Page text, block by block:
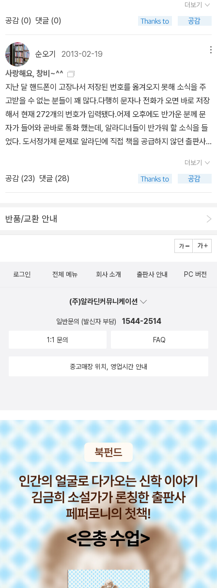
난 지 오래인 그는 술만이 유일한 친구이자 위로이다. 그러던 어느 날,
굶주린 어린 자매와 친해진 어니스트는 아이들에게 먹을 것을 사주며
난생처음 행복을 맛본다. 그러나 사람들은 어니스트의 순수한 행복에
싸늘한 오해의 시선을 보낼 뿐이다. 「어선이 있는 그림」_해리의 아내
캐시는 십여 년 전 칠장이와 바람이 나 도망갔다. 전쟁이 시작할 무렵
수척해진 모습으로 해리를 찾아온 캐시는 칠장이가 납중독으로 죽었
다고 고백하며 돈을 빌린다. 전쟁 내내 목요일 저녁마다 해리를 찾아
와 돈을 빌리던 캐시는 그렇게 육 년의 시간이 흐른 어느 날 갑작스런
교통사고로 죽고 만다. 장례식이 끝나고 멍하니 남아 있던 해리는 혼
자 흐느껴 울고 있는 낯선 남자를 발견한다. 해리는 누구냐고 물어볼
것도 없이 그 사람이 지난 육 년 동안 여전히 캐시와 함께 살고 있었던
가정폭력과 암울한 미래뿐이지만 그래도 ‘나’는 결코 자살하지 않으
공장 노동자다. 어느 날 짐이 세련되고 우아한 신부감을 데려와 모두
놀란다. 그러나 교양 있는 짐의 아내는 처음엔 당신 같은 노동자가 자
본주의자를 물리쳐야 한다는 둥 알 수 없는 정치 이야기를 하며 잘해
가 버린다. 「프랭키 불러 쇠망사」_어린 시절 앨런이 살던 동네에는 아
러’라는 스무 살 무렵의 형이 있었다. 전쟁놀이의 명장인 프랭키 불러
는 동네 소년들의 정신적 지주다. 제2차세계대전이라는 ‘진짜’ 전쟁
은 고향에서 우연히 프랭키 불러와 마주친다. 옛 모습과는 많이 변한
작별한 것과 다름없다고 생각한다. (외 3편 수록_「레이너 선생」「노아
이지 않았고, 장거리 선수의 고독이 어떤 건지 느껴지면서 이 기분
이 바로 이 세상 유일의 성실이고 진실이며, 앞으로 이따금 다른 생각
이 떠오르고 남들이 아무리 다른 말을 해도 이 사실은 절대 변함없
을 거라는 생각이 들었다....62p. «장거리 주자의 고독»...서리가 내
린 날 아침에 이 세상 최초의 인간이 된 듯한 쾌감도 만끽했고, 여름
날 오후에 이 세상 최후의 인간이 된 것처럼 앓아도 보았으니 이제 드
디어 이 세상 유일한 인간이 되어 선악 따위 신경 쓰지 말고, 너를 나
무라지 않는 마른 흙을 신발로 박차며 달릴 때라고 한다....93p. «어
니스트 아저씨»..조금 시간이 지나자 한 걸음 옮길 때마다 아픔이 가
셨다. 씁쓸함이 소용돌이치며 사라지고, 지금까지 그 깊이를 알지 못
했던 어떤 감정이 그 자리를 채웠다. 이제 인도를 따라 한낮의 인파
를 헤치며 걷는 그의 발걸음이 좀 더 단호했다. 그는 선술집의 회전문
을 밀치고 바글바글 시끄러운 바 쪽으로 걸어가며, 이제 아무것도 상
고 치명적인 덫이었다.143p. «어선이 있는 그림»..나는 산송장으
으로 살고 있어. 내가 대답한다. 그렇기는 하지만 나처럼 그걸 깨닫
기 시작한 사람은 거의 없고, 내가 어쩔 방법이 없을 때, 뭐 좋은 일
을 하려고 해도 우라지게 늦어버렸을 때 드디어 그런 깨달음이 찾아
통 뚜껑과 가로대로 만든 창을 휘두르며 자기 부대를 이끌고 가차 없
라 나는 몰랐던 변화를 겪었다. 우리는 같은 계급으로 태어나 같은 어
린 시절을 보냈기 때문에 서로 다른 농담과 색조로 인해 잎은 시들었
낄 수가 없었고, 나는 내가 사는 세상에서 ‘고양된 의식‘이라고 일컫
니 한 버스를 쫓아가 텅 빈 발판 위로 훌쩍 올라탔다...그리고 나는 책
에 묻혀 이후로 그를 만나지 못했다. 그것은 나의 커다란 일부와 영원
히 작별한 것과 다름없는 일이었다.
더보기
공감 (0) 댓글 (0)
순오기 2013-02-19
사랑해요, 창비~^^
지난 달 핸드폰이 고장나서 저장된 번호를 옮겨오지 못해 소식을 주
고받을 수 없는 분들이 꽤 많다.다행히 문자나 전화가 오면 바로 저장
해서 현재 272개의 번호가 입력됐다.어제 오후에도 반가운 분께 문
자가 들어와 곧바로 통화 했는데, 알라디너들이 반가워 할 소식을 들
었다. 도서정가제 문제로 알라딘에 직접 책을 공급하지 않던 출판사
급한다는 건 반갑고 즐거운 소식이다.창비는 그때 직접 공급을 중단
했지만, 곧바로 납품했다는데 이제야 알게 됐다. 대동강물도 풀린다
는 우수도 지났으니, 서로간의 입장 차이로 얼어붙었던 마음도 다 풀
데, 시리즈 중에서 이가 빠지듯 못 갖춘 책들이 제법 있다. 작은도서관
되어 신청한 사업비와 도서구입비를 지원받으면 창비 시리즈 도서를
4인 지음, 서진선 외 그림 / 창비(창작과비평사) / 2013년 2월 창비
그림 / 창비(창작과비평사) / 2013년 2월 수록된 도서를 살펴보니
우리집에 소장한 책이랑 겹치긴 하지만,전집을 꽂아두면 서가가 반짝
정생 동화집이라 더욱 더... 접힌 부분 펼치기 ▼ 제1권 별똥별 _ 권정
똘배가 보고 온 달나라 5. 별똥별 6. 빼떼기 7. 바닷가 아이들 제2권
진돗개 _ 김남중8. 겨울 숲 속에서 _ 김남중9. 수학왕 기철이 _ 김남
중 펼친 부분 접기 ▲ 열심히 구입하고 읽었던 창비청소년문학시리즈
벌써 48번까지 나왔다. 시리즈 중에 없는 책이 많아서 그동안 소홀했
구나 급반성 중... 창비교과서 시리즈, 중
1 세트 중 시는 학생한테 선물로 줘서 다시 구입해야겠다. 접
힌 부분 펼치기 ▼ 펼친 부분 접기 ▲ 나는 사람이든 거래처든 한번
인연을 맺으면, 쉽게 인연을 끊지 않는다.지금 사는 동네에서 25년째
살지만, 거래하는 가게가 문을 닫지 않는 한 지금껏 단골이다.책을 사
는 인터넷 서점이나 애정하는 출판사도 나의 성격상 천지개벽할 일이
생기지 않는 한 바꾸지 않는다. '창비'는 내가 좋아하는 작가님이 근무
하는 출판사이고, 알라딘에서 인연을 맺은 편집자도 있어 좋아한다.
우리집을 작은도서관으로 등록했다는 소식을 접하고 책을 62권이나
더보기
공감 (23) 댓글 (28)
반품/교환 안내
로그인 전체 메뉴 회사 소개 출판사 안내 PC 버전
(주)알라딘커뮤니케이션
일반문의 (발신자 부담) 1544-2514
1:1 문의 FAQ
중고매장 위치, 영업시간 안내